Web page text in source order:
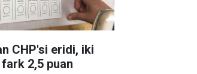
CHP'si eridi, iki
2,5 puan